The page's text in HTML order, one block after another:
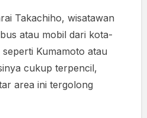
Takachiho, wisatawan
atau mobil dari kota-
Kumamoto atau
cukup terpencil,
area ini tergolong